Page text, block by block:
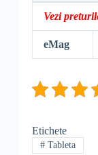
Vezi
eMag
Etichete
#Tableta